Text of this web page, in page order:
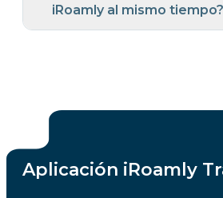
iRoamly al mismo tiempo?
Aplicación iRoamly